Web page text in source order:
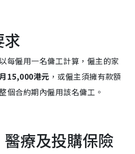
求
每僱用一名傭工計算，僱主的家
15,000港元 ，或僱主須擁有款額
個合約期內僱用該名傭工。
療及投購保險